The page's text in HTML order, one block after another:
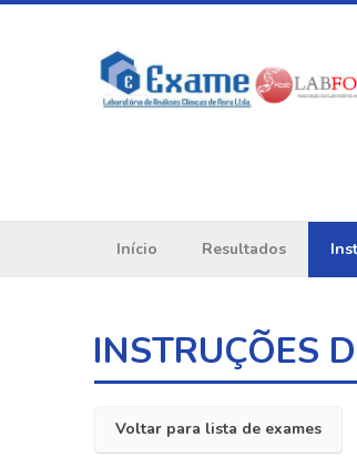
Início Resultados
INSTRUÇÕES
Voltar para lista de exames